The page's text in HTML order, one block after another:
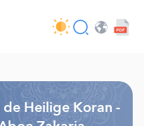
vertalingen
- API
Heilige Koran -